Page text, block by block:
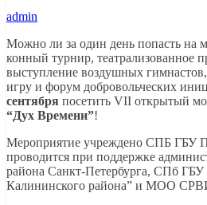
admin
Можно ли за один день попасть на
конный турнир, театрализованное
выступление воздушных
игру и форум добровольческих
сентября посетить VII открытый
“Дух Времени”!
Мероприятие учреждено СПБ ГБУ
проводится при поддержке
района Санкт-Петербурга, СПб ГБУ
Калининского района” и МОО